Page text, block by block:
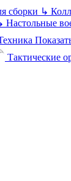
сборки ↳
Настольные
Тактические